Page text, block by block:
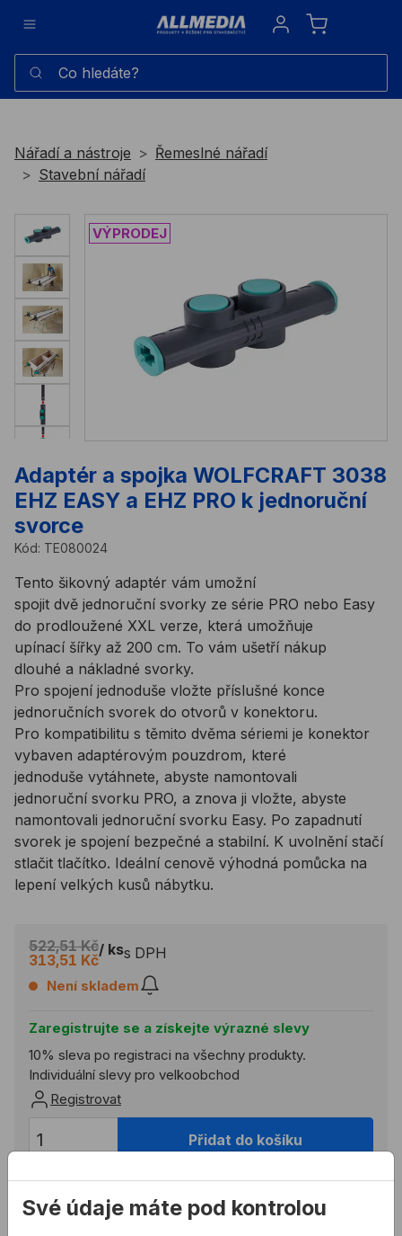
Sign in
Co hledáte?
Nářadí a nástroje
Řemeslné nářadí
Stavební nářadí
Adaptér a spojka WOLFCRAFT 3038
EHZ EASY a EHZ PRO k jednoruční
svorce
Kód: TE080024
Tento šikovný adaptér vám umožní
spojit dvě jednoruční svorky ze série PRO nebo Easy
do prodloužené XXL verze, která umožňuje
upínací šířky až 200 cm. To vám ušetří nákup
dlouhé a nákladné svorky.
Pro spojení jednoduše vložte příslušné konce
jednoručních svorek do otvorů v konektoru.
Pro kompatibilitu s těmito dvěma sériemi je konektor
vybaven adaptérovým pouzdrom, které
jednoduše vytáhnete, abyste namontovali
jednoruční svorku PRO, a znova ji vložte, abyste
namontovali jednoruční svorku Easy. Po zapadnutí
svorek je spojení bezpečné a stabilní. K uvolnění stačí
stlačit tlačítko. Ideální cenově výhodná pomůcka na
lepení velkých kusů nábytku.
522,51 Kč
313,51 Kč
/ kss DPH
Není skladem
Zaregistrujte se a získejte výrazné slevy
10% sleva po registraci na všechny produkty.
Individuální slevy pro velkoobchod
Registrovat
Přidat do košíku
Potřebujete poradit?
Své údaje máte pod kontrolou